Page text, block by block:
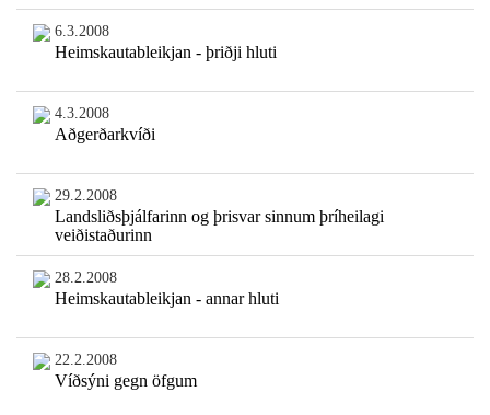
6.3.2008
Heimskautableikjan - þriðji hluti
4.3.2008
Aðgerðarkvíði
29.2.2008
Landsliðsþjálfarinn og þrisvar sinnum þríheilagi
veiðistaðurinn
28.2.2008
Heimskautableikjan - annar hluti
22.2.2008
Víðsýni gegn öfgum